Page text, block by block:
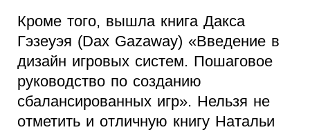
Кроме того, вышла книга Дакса
Гэзеуэя (Dax Gazaway) «Введение в
дизайн игровых систем. Пошаговое
руководство по созданию
сбалансированных игр». Нельзя не
отметить и отличную книгу Натальи